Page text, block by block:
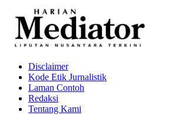
Disclaimer
Kode Etik Jurnalistik
Laman Contoh
Redaksi
Tentang Kami